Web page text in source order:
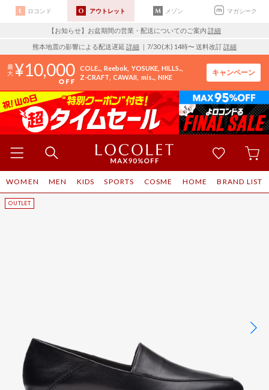
ロコンド アウトレット メゾン マガシーク
【お知らせ】お盆期間の営業・配送についてのご案内 詳細
熊本地震の影響による配送遅延 詳細 ｜7/30 (木) 14時〜 送料改訂詳細
10,000 COLE.. Reebok YOSUKE HILLS..
Z-CRAFT CAWAII mis.. NIKE
キャンペーン
WOMEN MEN KIDS SPORTS COSME HOME BRAND LIST